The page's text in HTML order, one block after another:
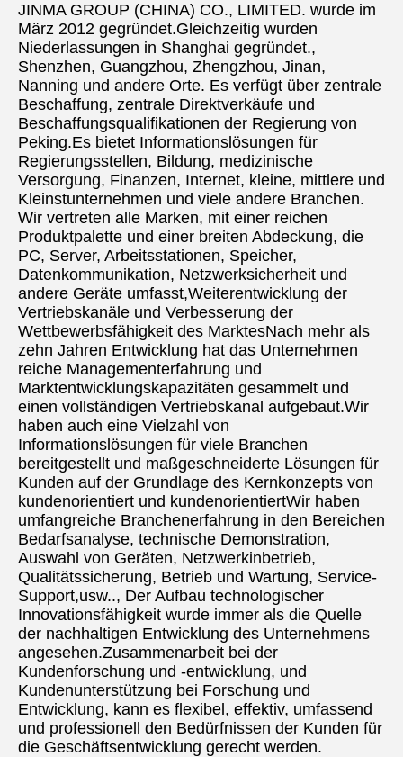
JINMA GROUP (CHINA) CO., LIMITED. wurde im
März 2012 gegründet.Gleichzeitig wurden
Niederlassungen in Shanghai gegründet.,
Shenzhen, Guangzhou, Zhengzhou, Jinan,
Nanning und andere Orte. Es verfügt über zentrale
Beschaffung, zentrale Direktverkäufe und
Beschaffungsqualifikationen der Regierung von
Peking.Es bietet Informationslösungen für
Regierungsstellen, Bildung, medizinische
Versorgung, Finanzen, Internet, kleine, mittlere und
Kleinstunternehmen und viele andere Branchen.
Wir vertreten alle Marken, mit einer reichen
Produktpalette und einer breiten Abdeckung, die
PC, Server, Arbeitsstationen, Speicher,
Datenkommunikation, Netzwerksicherheit und
andere Geräte umfasst,Weiterentwicklung der
Vertriebskanäle und Verbesserung der
Wettbewerbsfähigkeit des MarktesNach mehr als
zehn Jahren Entwicklung hat das Unternehmen
reiche Managementerfahrung und
Marktentwicklungskapazitäten gesammelt und
einen vollständigen Vertriebskanal aufgebaut.Wir
haben auch eine Vielzahl von
Informationslösungen für viele Branchen
bereitgestellt und maßgeschneiderte Lösungen für
Kunden auf der Grundlage des Kernkonzepts von
kundenorientiert und kundenorientiertWir haben
umfangreiche Branchenerfahrung in den Bereichen
Bedarfsanalyse, technische Demonstration,
Auswahl von Geräten, Netzwerkinbetrieb,
Qualitätssicherung, Betrieb und Wartung, Service-
Support,usw.., Der Aufbau technologischer
Innovationsfähigkeit wurde immer als die Quelle
der nachhaltigen Entwicklung des Unternehmens
angesehen.Zusammenarbeit bei der
Kundenforschung und -entwicklung, und
Kundenunterstützung bei Forschung und
Entwicklung, kann es flexibel, effektiv, umfassend
und professionell den Bedürfnissen der Kunden für
die Geschäftsentwicklung gerecht werden.